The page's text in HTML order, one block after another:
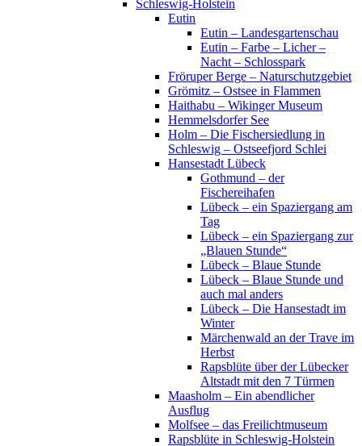
Schleswig-Holstein
Eutin
Eutin – Landesgartenschau
Eutin – Farbe – Licher –
Nacht – Schlosspark
Fröruper Berge – Naturschutzgebiet
Grömitz – Ostsee in Flammen
Haithabu – Wikinger Museum
Hemmelsdorfer See
Holm – Die Fischersiedlung in
Schleswig – Ostseefjord Schlei
Hansestadt Lübeck
Gothmund – der
Fischereihafen
Lübeck – ein Spaziergang am
Tag
Lübeck – ein Spaziergang zur
„Blauen Stunde“
Lübeck – Blaue Stunde
Lübeck – Blaue Stunde und
auch mal anders
Lübeck – Die Hansestadt im
Winter
Märchenwald an der Trave im
Herbst
Rapsblüte über der Lübecker
Altstadt mit den 7 Türmen
Maasholm – Ein abendlicher
Ausflug
Molfsee – das Freilichtmuseum
Rapsblüte in Schleswig-Holstein